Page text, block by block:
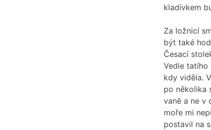
kladívkem
Za ložnicí
být také
Česací
Vedle tatího
kdy viděla.
po několika
vaně a ne v
moře mi
postavil na